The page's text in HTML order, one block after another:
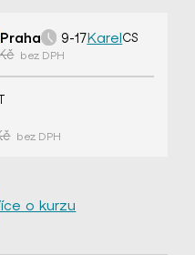
Praha 9-17KarelCS
bez DPH
bez DPH
o kurzu